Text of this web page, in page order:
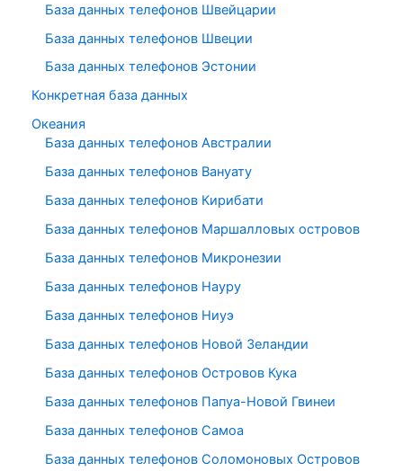
База данных телефонов Швейцарии
База данных телефонов Швеции
База данных телефонов Эстонии
Конкретная база данных
Океания
База данных телефонов Австралии
База данных телефонов Вануату
База данных телефонов Кирибати
База данных телефонов Маршалловых островов
База данных телефонов Микронезии
База данных телефонов Науру
База данных телефонов Ниуэ
База данных телефонов Новой Зеландии
База данных телефонов Островов Кука
База данных телефонов Папуа-Новой Гвинеи
База данных телефонов Самоа
База данных телефонов Соломоновых Островов